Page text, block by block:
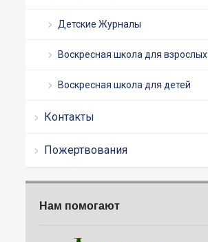
Детские Журналы
Воскресная школа для взрослых
Воскресная школа для детей
Контакты
Пожертвования
Нам помогают